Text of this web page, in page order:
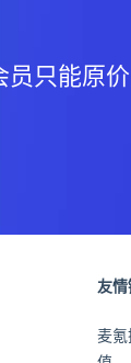
只能原
友
麦氪